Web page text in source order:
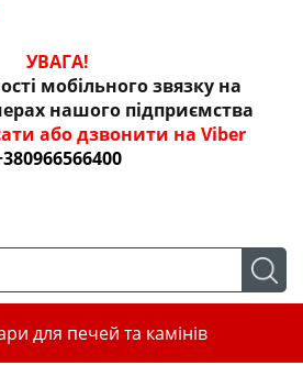
УВАГА!
мобільного звязку на
нашого підприємства
або дзвонити на Viber
для печей та камінів